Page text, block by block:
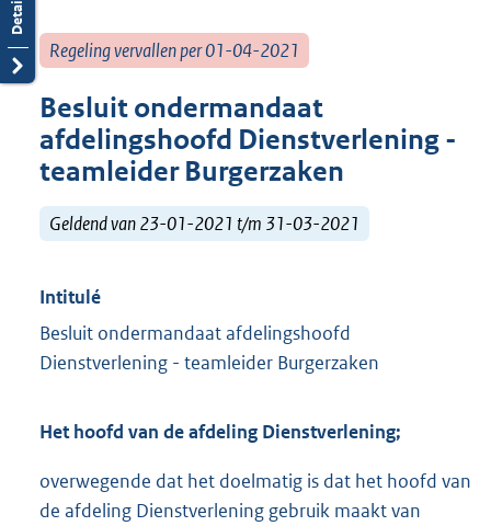
Regeling vervallen per 01-04-2021
Besluit ondermandaat
afdelingshoofd Dienstverlening -
teamleider Burgerzaken
Geldend van 23-01-2021 t/m 31-03-2021
Intitulé
Besluit ondermandaat afdelingshoofd
Dienstverlening - teamleider Burgerzaken
Het hoofd van de afdeling Dienstverlening;
overwegende dat het doelmatig is dat het hoofd van
de afdeling Dienstverlening gebruik maakt van